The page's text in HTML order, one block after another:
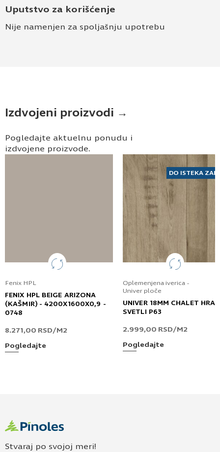
Uputstvo za korišćenje
Nije namenjen za spoljašnju upotrebu
Izdvojeni proizvodi →
Pogledajte aktuelnu ponudu i
izdvojene proizvode.
Fenix HPL
FENIX HPL BEIGE ARIZONA
(KAŠMIR) - 4200X1600X0,9 -
0748
8.271,00 RSD/M2
Pogledajte
DO ISTEKA
Oplemenjena iverica -
Univer ploče
UNIVER 18MM CHALET
SVETLI P63
2.999,00 RSD/M2
Pogledajte
Stvaraj po svojoj meri!